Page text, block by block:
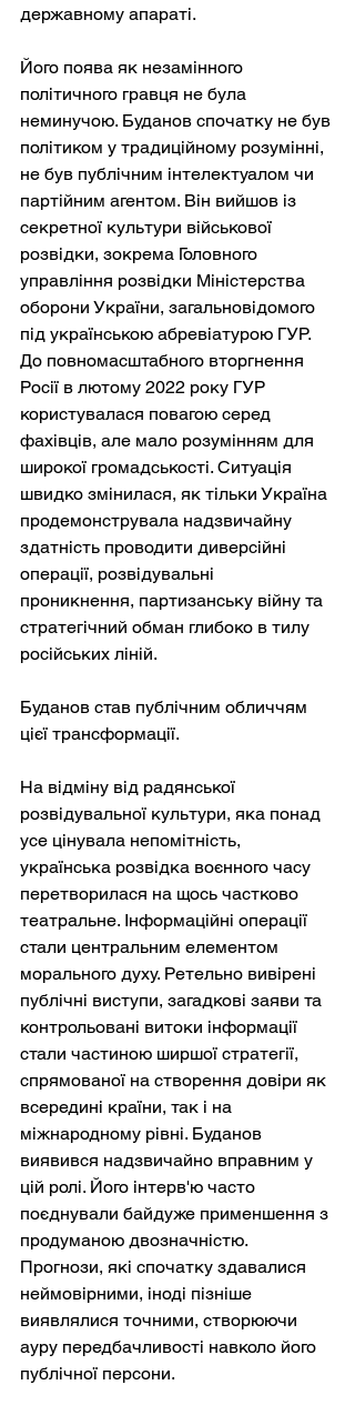
державному апараті.
Його поява як незамінного
політичного гравця не була
неминучою. Буданов спочатку не був
політиком у традиційному розумінні,
не був публічним інтелектуалом чи
партійним агентом. Він вийшов із
секретної культури військової
розвідки, зокрема Головного
управління розвідки Міністерства
оборони України, загальновідомого
під українською абревіатурою ГУР.
До повномасштабного вторгнення
Росії в лютому 2022 року ГУР
користувалася повагою серед
фахівців, але мало розумінням для
широкої громадськості. Ситуація
швидко змінилася, як тільки Україна
продемонструвала надзвичайну
здатність проводити диверсійні
операції, розвідувальні
проникнення, партизанську війну та
стратегічний обман глибоко в тилу
російських ліній.
Буданов став публічним обличчям
цієї трансформації.
На відміну від радянської
розвідувальної культури, яка понад
усе цінувала непомітність,
українська розвідка воєнного часу
перетворилася на щось частково
театральне. Інформаційні операції
стали центральним елементом
морального духу. Ретельно вивірені
публічні виступи, загадкові заяви та
контрольовані витоки інформації
стали частиною ширшої стратегії,
спрямованої на створення довіри як
всередині країни, так і на
міжнародному рівні. Буданов
виявився надзвичайно вправним у
цій ролі. Його інтерв'ю часто
поєднували байдуже применшення з
продуманою двозначністю.
Прогнози, які спочатку здавалися
неймовірними, іноді пізніше
виявлялися точними, створюючи
ауру передбачливості навколо його
публічної персони.